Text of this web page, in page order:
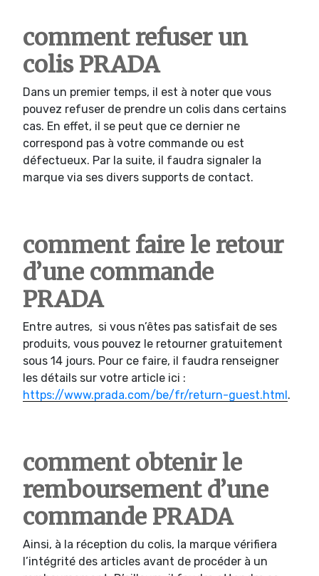
comment refuser un
colis PRADA
Dans un premier temps, il est à noter que vous
pouvez refuser de prendre un colis dans certains
cas. En effet, il se peut que ce dernier ne
correspond pas à votre commande ou est
défectueux. Par la suite, il faudra signaler la
marque via ses divers supports de contact.
comment faire le retour
d’une commande
PRADA
Entre autres, si vous n’êtes pas satisfait de ses
produits, vous pouvez le retourner gratuitement
sous 14 jours. Pour ce faire, il faudra renseigner
les détails sur votre article ici :
https://www.prada.com/be/fr/return-guest.html.
comment obtenir le
remboursement d’une
commande PRADA
Ainsi, à la réception du colis, la marque vérifiera
l’intégrité des articles avant de procéder à un